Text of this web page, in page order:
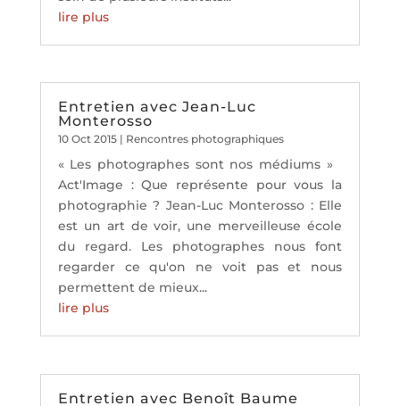
lire plus
Entretien avec Jean-Luc
Monterosso
10 Oct 2015| Rencontres photographiques
« Les photographes sont nos médiums »
Act'Image : Que représente pour vous la
photographie ? Jean-Luc Monterosso : Elle
est un art de voir, une merveilleuse école
du regard. Les photographes nous font
regarder ce qu'on ne voit pas et nous
permettent de mieux...
lire plus
Entretien avec Benoît Baume